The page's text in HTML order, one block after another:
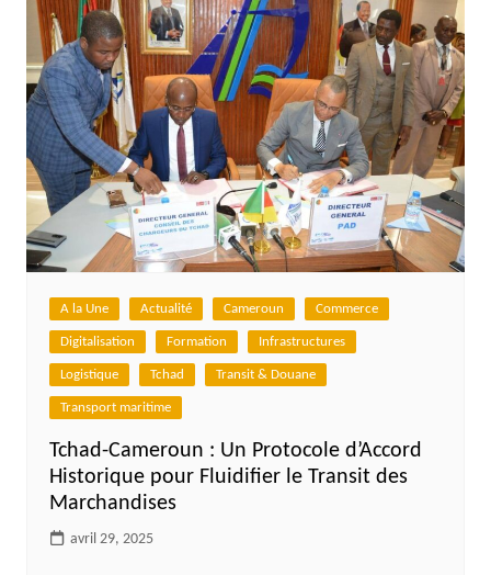
A la Une Actualité Cameroun Commerce
Digitalisation Formation Infrastructures
Logistique Tchad Transit & Douane
Transport maritime
Tchad-Cameroun : Un Protocole d’Accord
Historique pour Fluidifier le Transit des
Marchandises
avril 29, 2025